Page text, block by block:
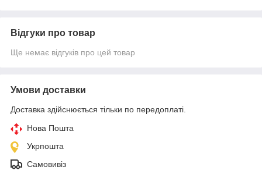
Відгуки про товар
Ще немає відгуків про цей товар
Умови доставки
Доставка здійснюється тільки по передоплаті.
Нова Пошта
Укрпошта
Самовивіз